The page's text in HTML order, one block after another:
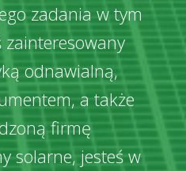
zadania w tym
zainteresowany
odnawialną,
a także
firmę
solarne, jesteś w